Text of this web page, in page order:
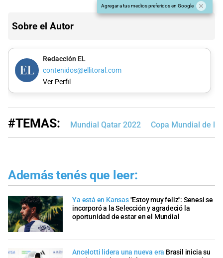
Agregar a tus medios preferidos en Google
Sobre el Autor
Redacción EL
contenidos@ellitoral.com
Ver Perfil
#TEMAS: Mundial Qatar 2022 Copa Mundial de la
Además tenés que leer:
Ya está en Kansas"Estoy muy feliz": Senesi se
incorporó a la Selección y agradeció la
oportunidad de estar en el Mundial
Ancelotti lidera una nueva era Brasil inicia su